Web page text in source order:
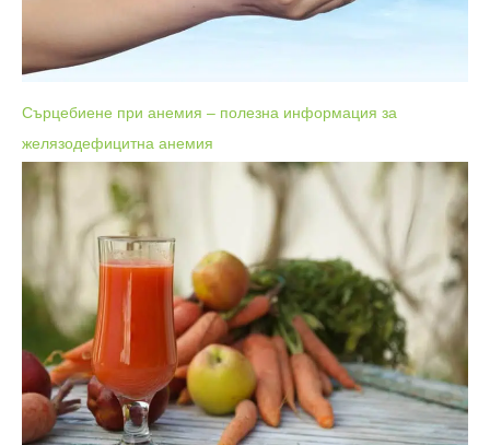
Сърцебиене при анемия – полезна информация за
желязодефицитна анемия